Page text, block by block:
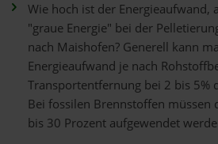
Wie hoch ist der Energieaufwand,
"graue Energie" bei der
nach Maishofen? Generell kann
Energieaufwand je nach
Transportentfernung bei 2 bis 5%
Bei fossilen Brennstoffen müssen
bis 30 Prozent aufgewendet